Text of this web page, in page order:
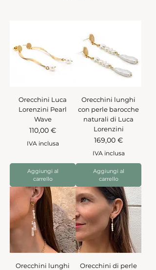
Orecchini Luca
Lorenzini Pearl
Wave
Prezzo
110,00 €
IVA inclusa
Aggiungi al
carrello
Orecchini lunghi
con perle barocche
naturali di Luca
Lorenzini
Prezzo
169,00 €
IVA inclusa
Aggiungi al
carrello
Orecchini lunghi
Orecchini di perle